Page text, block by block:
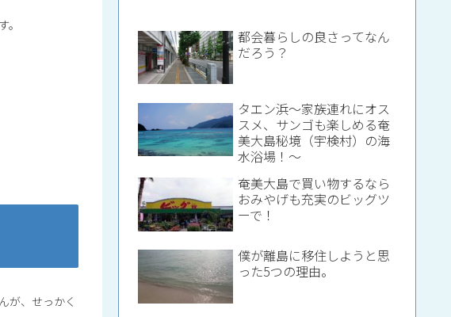
が、せっかく
都会暮らしの良さってなん
だろう？
タエン浜～家族連れにオス
スメ、サンゴも楽しめる奄
美大島秘境（宇検村）の海
水浴場！～
奄美大島で買い物するなら
おみやげも充実のビッグツ
ーで！
僕が離島に移住しようと思
った5つの理由。